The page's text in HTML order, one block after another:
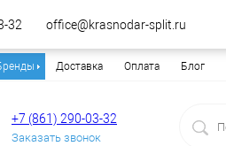
Доставка Оплата Блог
+7 (861) 290-03-32
Заказать звонок
32 office@krasnodar-split.ru